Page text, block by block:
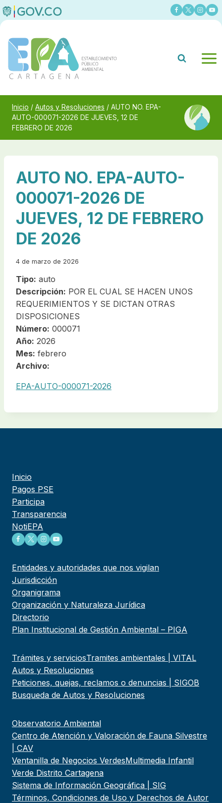
Saltar
al
Inicio / Autos y Resoluciones / AUTO NO. EPA-
AUTO-000071-2026 DE JUEVES, 12 DE
FEBRERO DE 2026
AUTO NO. EPA-AUTO-
000071-2026 DE
JUEVES, 12 DE FEBRERO
DE 2026
4 de marzo de 2026
Tipo: auto
Descripción: POR EL CUAL SE HACEN UNOS
REQUERIMIENTOS Y SE DICTAN OTRAS
DISPOSICIONES
Número: 000071
Año: 2026
Mes: febrero
Archivo:
EPA-AUTO-000071-2026
Inicio
Pagos PSE
Participa
Transparencia
NotiEPA
Entidades y autoridades que nos vigilan
Jurisdicción
Organigrama
Organización y Naturaleza Jurídica
Directorio
Plan Institucional de Gestión Ambiental – PIGA
Trámites y serviciosTramites ambientales | VITAL
Autos y Resoluciones
Peticiones, quejas, reclamos o denuncias | SIGOB
Busqueda de Autos y Resoluciones
Observatorio Ambiental
Centro de Atención y Valoración de Fauna Silvestre
| CAV
Ventanilla de Negocios VerdesMultimedia Infantil
Verde Distrito Cartagena
Sistema de Información Geográfica | SIG
Términos, Condiciones de Uso y Derechos de Autor